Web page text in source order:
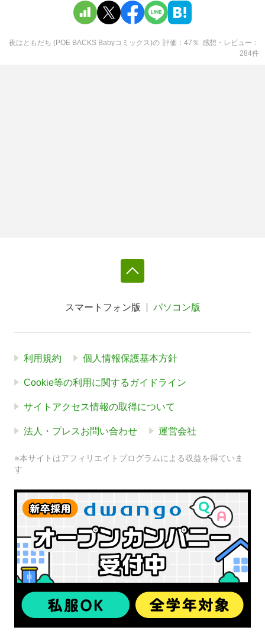
夜はともだち (POE BACKS Babyコミックス)の 評価 47 ％ 感想・レビュー
284件
スマートフォン版 パソコン版
利用規約 個人情報保護基本方針
Cookie等の利用に関するガイドライン
サイトアクセス情報の取得について
法人・プレスお問い合わせ 運営会社
※本サイトはアフィリエイトプログラムによる収益を得ていま
す